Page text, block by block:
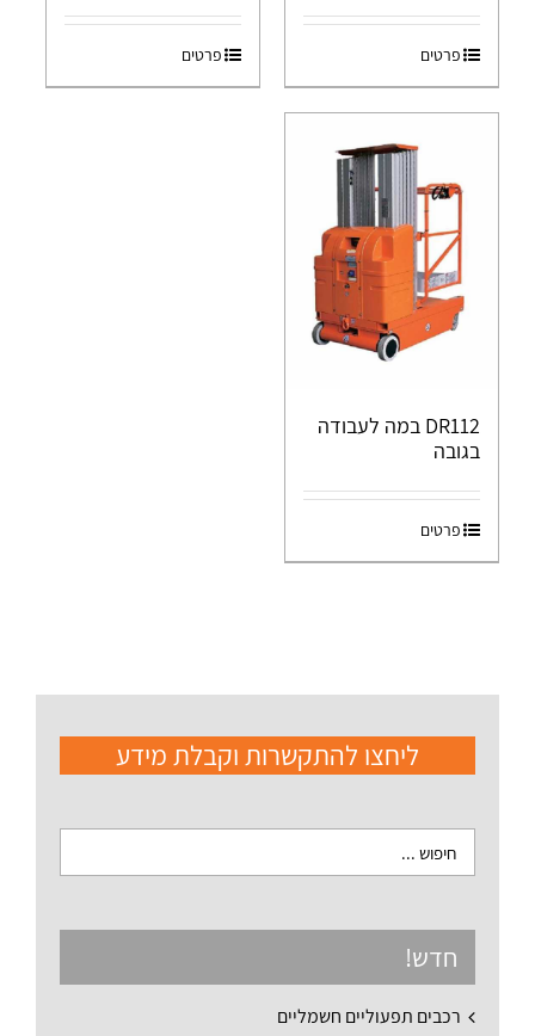
פרטים פרטים
DR112 במה לעבודה
בגובה
פרטים
ליחצו להתקשרות וקבלת מידע
חדש!
רכבים תפעוליים חשמליים